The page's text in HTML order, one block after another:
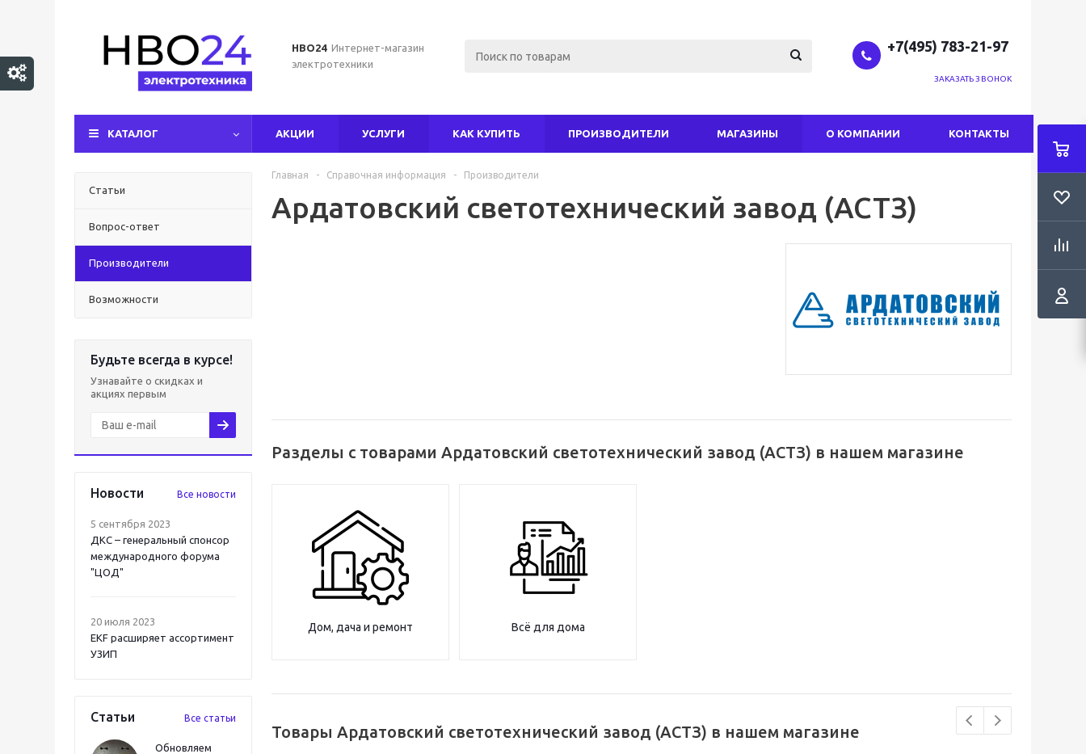
НВО24 Интернет-магазин
электротехники
+7(495) 783-21-97
ЗАКАЗАТЬ ЗВОНОК
КАТАЛОГ АКЦИИ УСЛУГИ КАК КУПИТЬ ПРОИЗВОДИТЕЛИ МАГАЗИНЫ О КОМПАНИИ КОНТАКТЫ
Статьи
Вопрос-ответ
Производители
Возможности
Будьте всегда в курсе!
Узнавайте о скидках и
акциях первым
Новости Все новости
5 сентября 2023
ДКС – генеральный спонсор
международного форума
"ЦОД"
20 июля 2023
EKF расширяет ассортимент
УЗИП
Статьи Все статьи
Обновляем
Главная - Справочная информация - Производители
Ардатовский светотехнический завод (АСТЗ)
Разделы с товарами Ардатовский светотехнический завод (АСТЗ) в нашем магазине
Дом, дача и ремонт Всё для дома
Товары Ардатовский светотехнический завод (АСТЗ) в нашем магазине